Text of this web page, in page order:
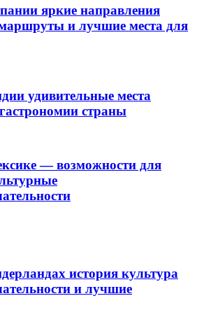
яркие направления
и лучшие места для
удивительные места
страны
— возможности для
история культура
и лучшие